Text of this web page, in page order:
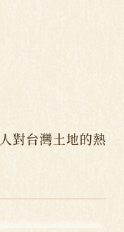
對台灣土地的熱